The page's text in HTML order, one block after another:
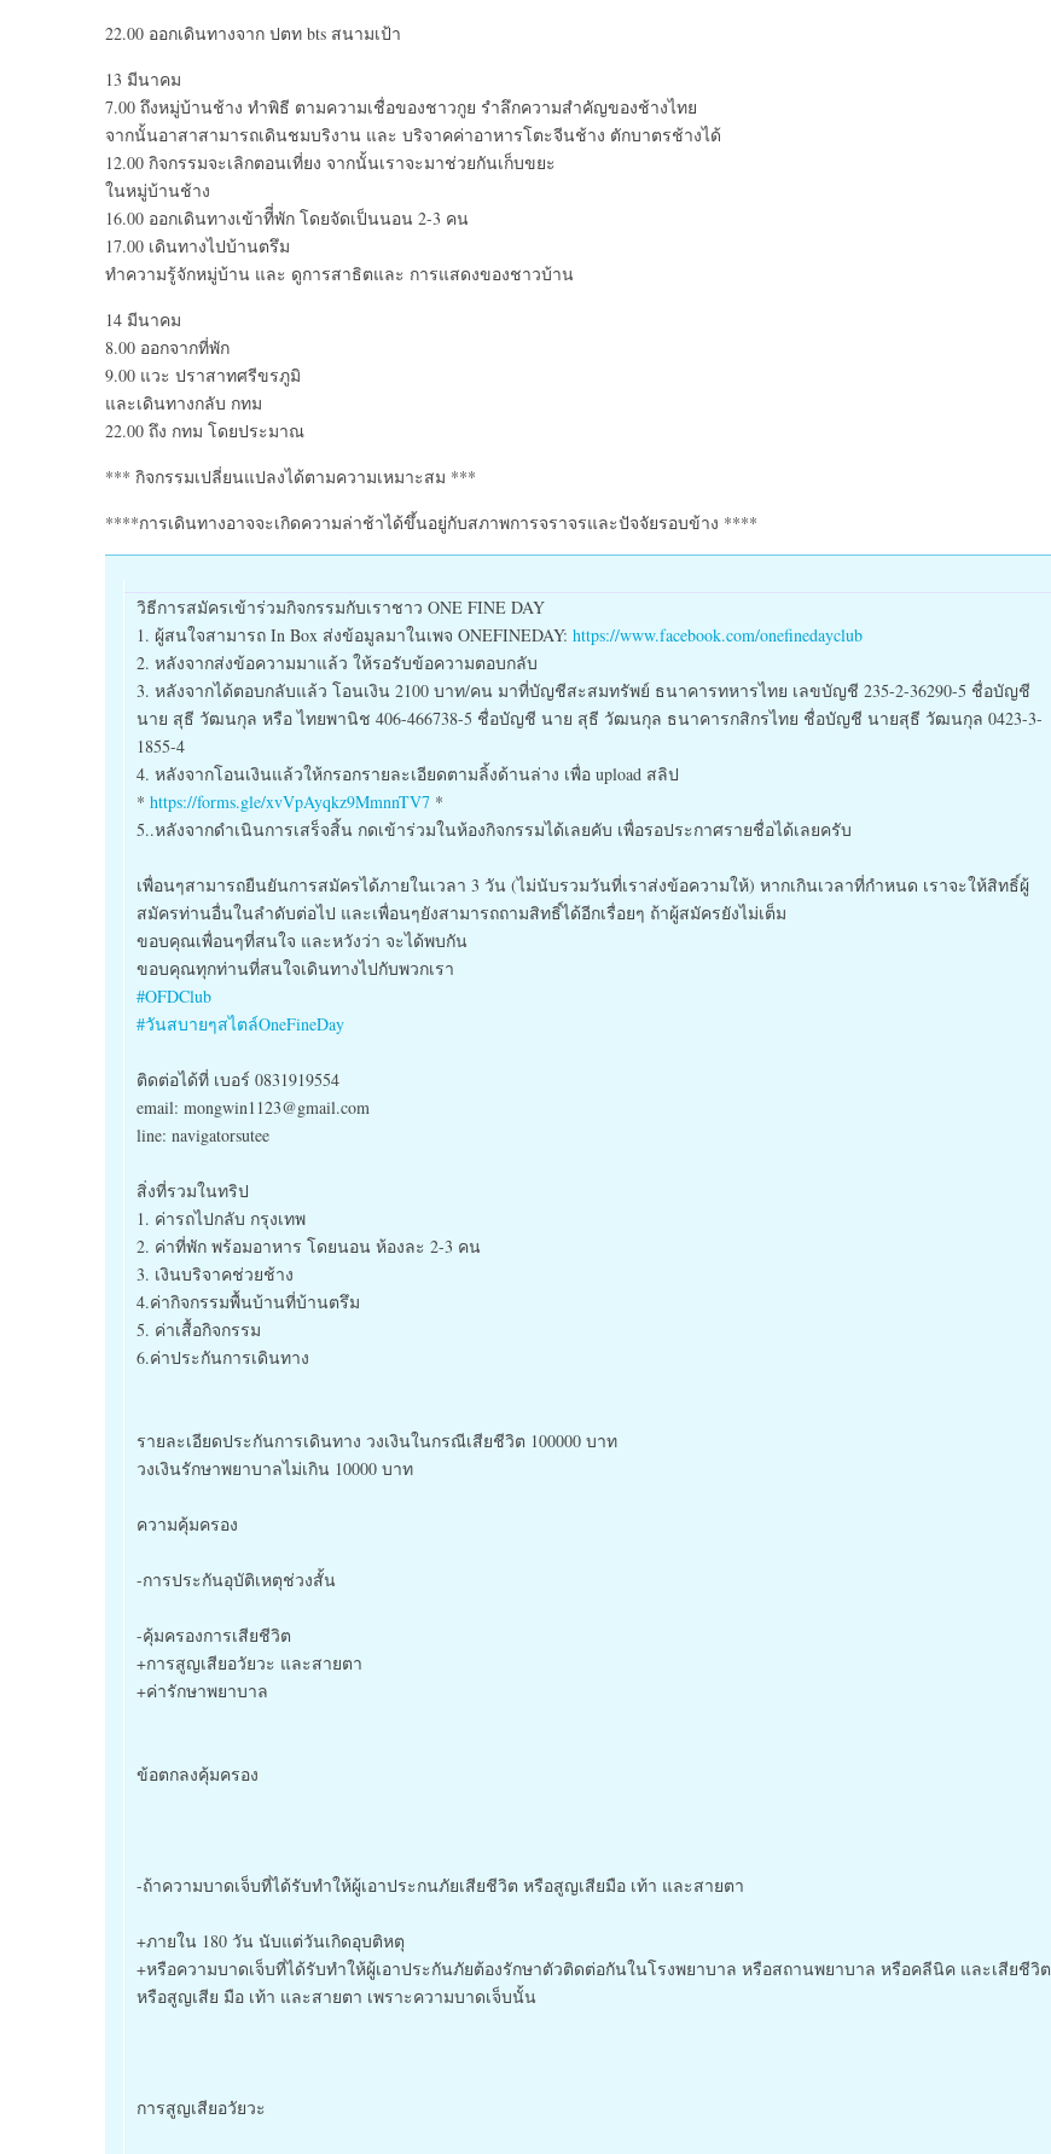
22.00 ออกเดินทางจาก ปตท bts สนามเป้า
13 มีนาคม
7.00 ถึงหมู่บ้านช้าง ทำพิธี ตามความเชื่อของชาวกูย รำลึกความสำคัญของช้างไทย
จากนั้นอาสาสามารถเดินชมบริงาน และ บริจาคค่าอาหารโตะจีนช้าง ตักบาตรช้างได้
12.00 กิจกรรมจะเลิกตอนเที่ยง จากนั้นเราจะมาช่วยกันเก็บขยะ
ในหมู่บ้านช้าง
16.00 ออกเดินทางเข้าทีี่พัก โดยจัดเป็นนอน 2-3 คน
17.00 เดินทางไปบ้านตรึม
ทำความรู้จักหมู่บ้าน และ ดูการสาธิตและ การแสดงของชาวบ้าน
14 มีนาคม
8.00 ออกจากที่พัก
9.00 แวะ ปราสาทศรีขรภูมิ
และเดินทางกลับ กทม
22.00 ถึง กทม โดยประมาณ
*** กิจกรรมเปลี่ยนแปลงได้ตามความเหมาะสม ***
****การเดินทางอาจจะเกิดความล่าช้าได้ขึ้นอยู่กับสภาพการจราจรและปัจจัยรอบข้าง ****
วิธีการสมัครเข้าร่วมกิจกรรมกับเราชาว ONE FINE DAY
1. ผู้สนใจสามารถ In Box ส่งข้อมูลมาในเพจ ONEFINEDAY: https://www.facebook.com/onefinedayclub
2. หลังจากส่งข้อความมาแล้ว ให้รอรับข้อความตอบกลับ
3. หลังจากได้ตอบกลับแล้ว โอนเงิน 2100 บาท/คน มาที่บัญชีสะสมทรัพย์ ธนาคารทหารไทย เลขบัญชี 235-2-36290-5 ชื่อบัญชี
นาย สุธี วัฒนกุล หรือ ไทยพานิช 406-466738-5 ชื่อบัญชี นาย สุธี วัฒนกุล ธนาคารกสิกรไทย ชื่อบัญชี นายสุธี วัฒนกุล 0423-3-
1855-4
4. หลังจากโอนเงินแล้วให้กรอกรายละเอียดตามลิ้งด้านล่าง เพื่อ upload สลิป
* https://forms.gle/xvVpAyqkz9MmnnTV7 *
5..หลังจากดำเนินการเสร็จสิ้น กดเข้าร่วมในห้องกิจกรรมได้เลยคับ เพื่อรอประกาศรายชื่อได้เลยครับ
เพื่อนๆสามารถยืนยันการสมัครได้ภายในเวลา 3 วัน (ไม่นับรวมวันที่เราส่งข้อความให้) หากเกินเวลาที่กำหนด เราจะให้สิทธิ์ผู้
สมัครท่านอื่นในลำดับต่อไป และเพื่อนๆยังสามารถถามสิทธิ์ได้อีกเรื่อยๆ ถ้าผู้สมัครยังไม่เต็ม
ขอบคุณเพื่อนๆที่สนใจ และหวังว่า จะได้พบกัน
ขอบคุณทุกท่านที่สนใจเดินทางไปกับพวกเรา
#OFDClub
#วันสบายๆสไตล์OneFineDay
ติดต่อได้ที่ เบอร์ 0831919554
email: mongwin1123@gmail.com
line: navigatorsutee
สิ่งที่รวมในทริป
1. ค่ารถไปกลับ กรุงเทพ
2. ค่าที่พัก พร้อมอาหาร โดยนอน ห้องละ 2-3 คน
3. เงินบริจาคช่วยช้าง
4.ค่ากิจกรรมพื้นบ้านที่บ้านตรึม
5. ค่าเสื้อกิจกรรม
6.ค่าประกันการเดินทาง
รายละเอียดประกันการเดินทาง วงเงินในกรณีเสียชีวิต 100000 บาท
วงเงินรักษาพยาบาลไม่เกิน 10000 บาท
ความคุ้มครอง
-การประกันอุบัติเหตุช่วงสั้น
-คุ้มครองการเสียชีวิต
+การสูญเสียอวัยวะ และสายตา
+ค่ารักษาพยาบาล
ข้อตกลงคุ้มครอง
-ถ้าความบาดเจ็บที่ได้รับทำให้ผู้เอาประกนภัยเสียชีวิต หรือสูญเสียมือ เท้า และสายตา
+ภายใน 180 วัน นับแต่วันเกิดอุบติหตุ
+หรือความบาดเจ็บที่ได้รับทำให้ผู้เอาประกันภัยต้องรักษาตัวติดต่อกันในโรงพยาบาล หรือสถานพยาบาล หรือคลีนิค และเสียชีวิต
หรือสูญเสีย มือ เท้า และสายตา เพราะความบาดเจ็บนั้น
การสูญเสียอวัยวะ